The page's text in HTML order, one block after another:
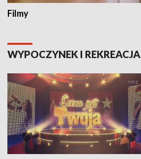
Filmy
WYPOCZYNEK I REKREACJA